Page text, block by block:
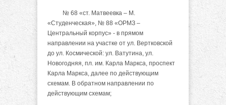
№ 68 «ст. Матвеевка – М.
«Студенческая», № 88 «ОРМЗ –
Центральный корпус» - в прямом
направлении на участке от ул. Вертковской
до ул. Космической: ул. Ватутина, ул.
Новогодняя, пл. им. Карла Маркса, проспект
Карла Маркса, далее по действующим
схемам. В обратном направлении по
действующим схемам;